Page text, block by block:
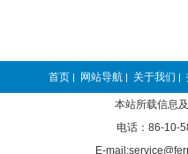
首页 | 网站导航 | 关于我们 |
本站所载信息
电话：86-10-
E-